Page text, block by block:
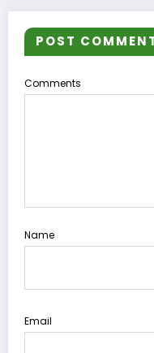
POST
Comments
Name
Email